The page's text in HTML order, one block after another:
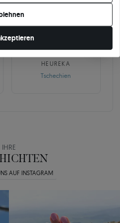
252
HEUREKA
Tschechien
IHRE
AUF INSTAGRAM